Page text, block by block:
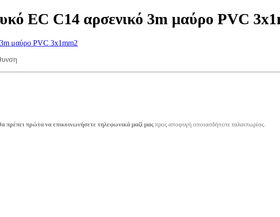
EC C14 αρσενικό 3m μαύρο PVC
πρέπει πρώτα να επικοινωνήσετε τηλεφωνικά μαζί μαςπρος αποφυγή οποιασδήποτε ταλαιπωρίας.